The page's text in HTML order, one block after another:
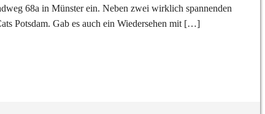
68a in Münster ein. Neben zwei wirklich spannenden
Potsdam. Gab es auch ein Wiedersehen mit […]